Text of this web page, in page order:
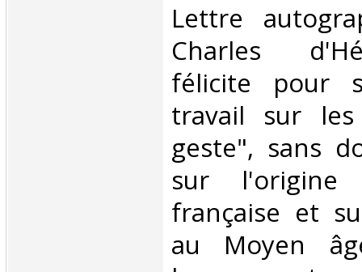
‎Lettre
Charles
félicite pour
travail sur
geste", sans
sur l'origine
française et
au Moyen